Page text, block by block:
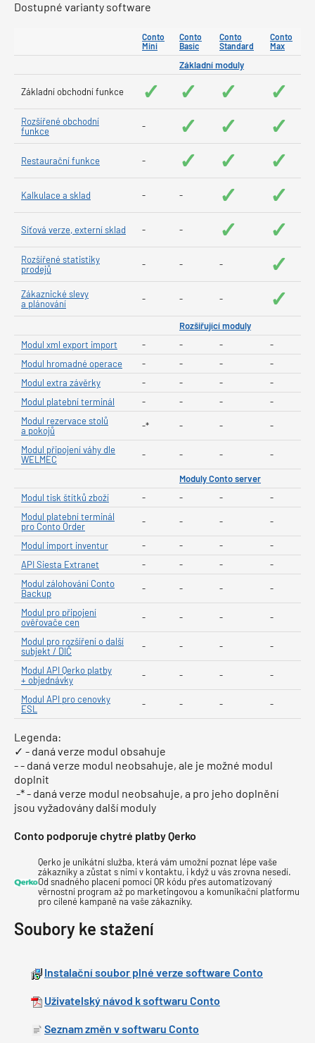
Dostupné varianty software
Conto
Mini
Conto
Basic
Conto
Standard
Conto
Max
Základní moduly
Základní obchodní funkce ✓ ✓ ✓ ✓
Rozšířené obchodní
funkce
- ✓ ✓ ✓
Restaurační funkce - ✓ ✓ ✓
Kalkulace a sklad - - ✓ ✓
Síťová verze, externí sklad - - ✓ ✓
Rozšířené statistiky
prodejů
- - - ✓
Zákaznické slevy
a plánování
- - - ✓
Rozšiřující moduly
Modul xml export import
- - -
-
Modul hromadné operace
- - -
-
Modul extra závěrky
- - -
-
Modul platební terminál
- - -
-
Modul rezervace stolů
a pokojů
-* - - -
Modul připojení váhy dle
WELMEC
- - - -
Moduly Conto server
Modul tisk štítků zboží
- - -
-
Modul platební terminál
pro Conto Order
- - - -
Modul import inventur - - -
-
API Siesta Extranet
- - -
-
Modul zálohování Conto
Backup
- - - -
Modul pro připojení
ověřovače cen
- - - -
Modul pro rozšíření o další
subjekt / DIČ
- - - -
Modul API Qerko platby
+ objednávky
- - - -
Modul API pro cenovky
ESL
- - - -
Legenda:
✓ - daná verze modul obsahuje
- - daná verze modul neobsahuje, ale je možné modul
doplnit
-* - daná verze modul neobsahuje, a pro jeho doplnění
jsou vyžadovány další moduly
Conto podporuje chytré platby Qerko
Qerko je unikátní služba, která vám umožní poznat lépe vaše
zákazníky a zůstat s nimi v kontaktu, i když u vás zrovna nesedí.
Od snadného placení pomocí QR kódu přes automatizovaný
věrnostní program až po marketingovou a komunikační platformu
pro cílené kampaně na vaše zákazníky.
Soubory ke stažení
Instalační soubor plné verze software Conto
Uživatelský návod k softwaru Conto
Seznam změn v softwaru Conto